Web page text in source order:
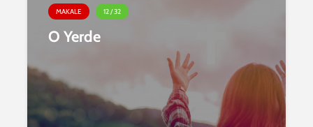
MAKALE 12 / 32
O Yerde